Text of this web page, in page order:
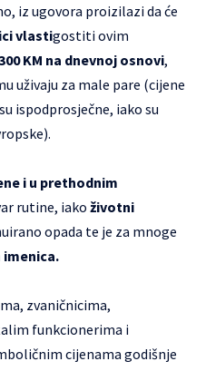
iz ugovora proizilazi da će
vlastigostiti ovim
KM na dnevnoj osnovi,
uživaju za male pare (cijene
ispodprosječne, iako su
i u prethodnim
rutine, iako životni
opada te je za mnoge
imenica.
zvaničnicima,
funkcionerima i
cijenama godišnje